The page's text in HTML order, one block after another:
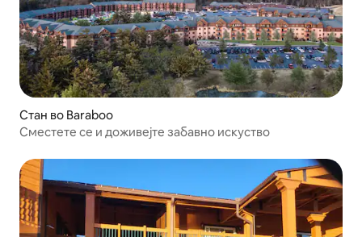
Стан во Baraboo
Сместете се и доживејте забавно искуство